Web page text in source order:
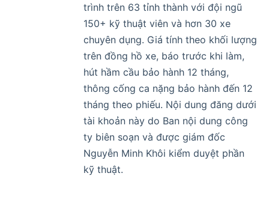
trình trên 63 tỉnh thành với đội ngũ
150+ kỹ thuật viên và hơn 30 xe
chuyên dụng. Giá tính theo khối lượng
trên đồng hồ xe, báo trước khi làm,
hút hầm cầu bảo hành 12 tháng,
thông cống ca nặng bảo hành đến 12
tháng theo phiếu. Nội dung đăng dưới
tài khoản này do Ban nội dung công
ty biên soạn và được giám đốc
Nguyễn Minh Khôi kiểm duyệt phần
kỹ thuật.